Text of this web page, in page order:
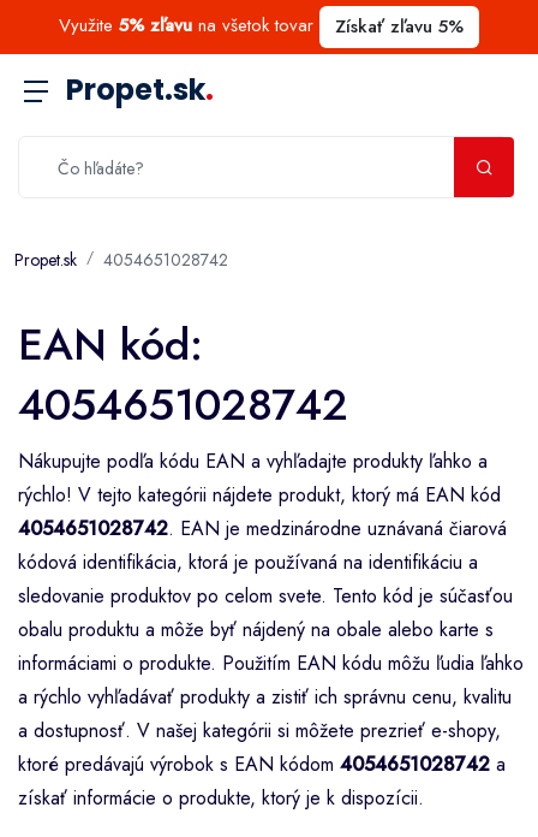
Využite 5% zľavu na všetok tovar Získať zľavu 5%
Propet.sk.
Propet.sk 4054651028742
EAN kód:
4054651028742
Nákupujte podľa kódu EAN a vyhľadajte produkty ľahko a
rýchlo! V tejto kategórii nájdete produkt, ktorý má EAN kód
4054651028742. EAN je medzinárodne uznávaná čiarová
kódová identifikácia, ktorá je používaná na identifikáciu a
sledovanie produktov po celom svete. Tento kód je súčasťou
obalu produktu a môže byť nájdený na obale alebo karte s
informáciami o produkte. Použitím EAN kódu môžu ľudia ľahko
a rýchlo vyhľadávať produkty a zistiť ich správnu cenu, kvalitu
a dostupnosť. V našej kategórii si môžete prezrieť e-shopy,
ktoré predávajú výrobok s EAN kódom 4054651028742 a
získať informácie o produkte, ktorý je k dispozícii.